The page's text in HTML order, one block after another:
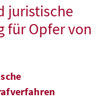
juristische
für Opfer von